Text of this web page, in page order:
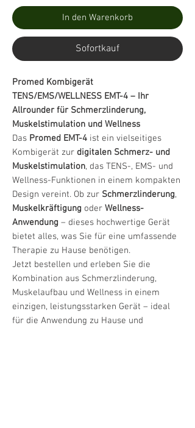
In den Warenkorb
Sofortkauf
Promed Kombigerät
TENS/EMS/WELLNESS EMT-4 – Ihr
Allrounder für Schmerzlinderung,
Muskelstimulation und Wellness
Das Promed EMT-4 ist ein vielseitiges
Kombigerät zur digitalen Schmerz- und
Muskelstimulation, das TENS-, EMS- und
Wellness-Funktionen in einem kompakten
Design vereint. Ob zur Schmerzlinderung,
Muskelkräftigung oder Wellness-
Anwendung – dieses hochwertige Gerät
bietet alles, was Sie für eine umfassende
Therapie zu Hause benötigen.
Jetzt bestellen und erleben Sie die
Kombination aus Schmerzlinderung,
Muskelaufbau und Wellness in einem
einzigen, leistungsstarken Gerät – ideal
für die Anwendung zu Hause und